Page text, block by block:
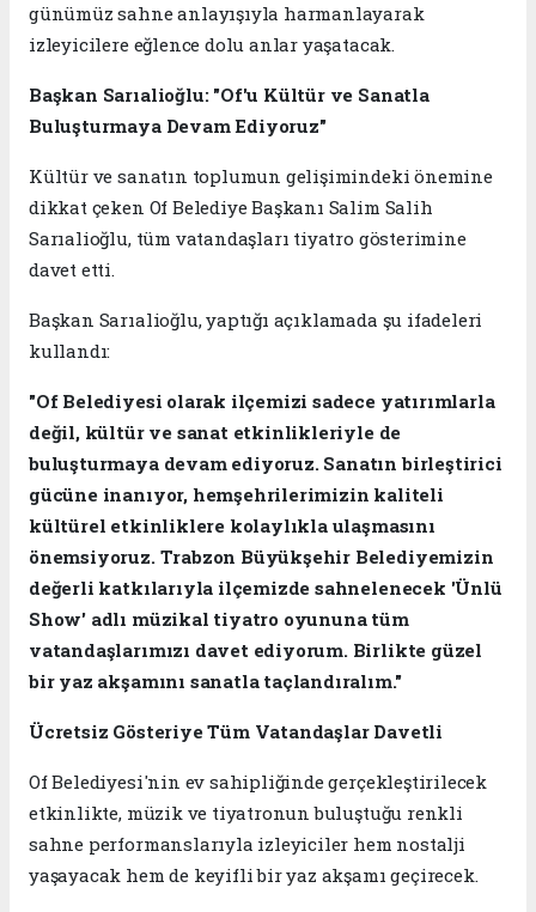
günümüz sahne anlayışıyla harmanlayarak
izleyicilere eğlence dolu anlar yaşatacak.
Başkan Sarıalioğlu: "Of'u Kültür ve Sanatla
Buluşturmaya Devam Ediyoruz"
Kültür ve sanatın toplumun gelişimindeki önemine
dikkat çeken Of Belediye Başkanı Salim Salih
Sarıalioğlu, tüm vatandaşları tiyatro gösterimine
davet etti.
Başkan Sarıalioğlu, yaptığı açıklamada şu ifadeleri
kullandı:
"Of Belediyesi olarak ilçemizi sadece yatırımlarla
değil, kültür ve sanat etkinlikleriyle de
buluşturmaya devam ediyoruz. Sanatın birleştirici
gücüne inanıyor, hemşehrilerimizin kaliteli
kültürel etkinliklere kolaylıkla ulaşmasını
önemsiyoruz. Trabzon Büyükşehir Belediyemizin
değerli katkılarıyla ilçemizde sahnelenecek 'Ünlü
Show' adlı müzikal tiyatro oyununa tüm
vatandaşlarımızı davet ediyorum. Birlikte güzel
bir yaz akşamını sanatla taçlandıralım."
Ücretsiz Gösteriye Tüm Vatandaşlar Davetli
Of Belediyesi'nin ev sahipliğinde gerçekleştirilecek
etkinlikte, müzik ve tiyatronun buluştuğu renkli
sahne performanslarıyla izleyiciler hem nostalji
yaşayacak hem de keyifli bir yaz akşamı geçirecek.